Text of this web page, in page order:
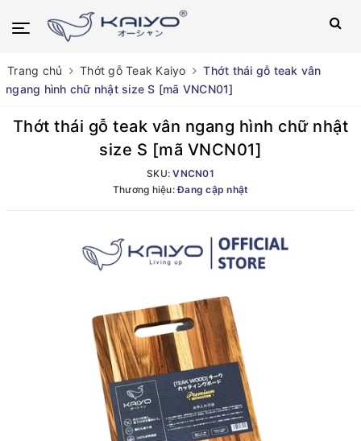
Trang chủ Thớt gỗ Teak Kaiyo
Thớt thái gỗ teak vân
ngang hình chữ nhật size S [mã VNCN01]
Thớt thái gỗ teak vân ngang hình chữ nhật
size S [mã VNCN01]
SKU:VNCN01
Thương hiệu:Đang cập nhật